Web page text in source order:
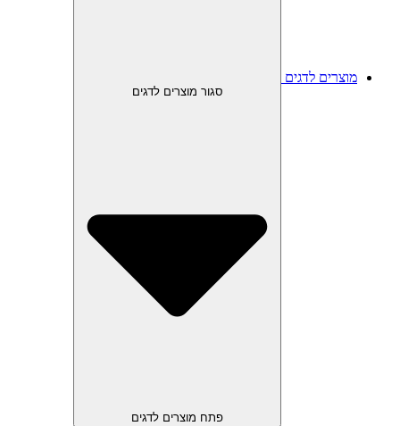
מוצרים לדגים
סגור מוצרים לדגים
פתח מוצרים לדגים